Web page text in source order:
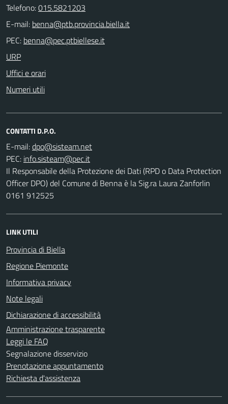
Telefono:015.5821203
E-mail:
PEC:
URP
Uffici e orari
Numeri utili
CONTATTI D.P.O.
E-mail:
PEC:
Il Responsabile della Protezione dei Dati (RPD o Data Protection
Officer DPO) del Comune di Benna è la Sig.ra Laura Zanforlin
0161 912525
LINK UTILI
Provincia di Biella
Regione Piemonte
Informativa privacy
Note legali
Dichiarazione di accessibilità
Amministrazione trasparente
Leggi le FAQ
Segnalazione disservizio
Prenotazione appuntamento
Richiesta d'assistenza